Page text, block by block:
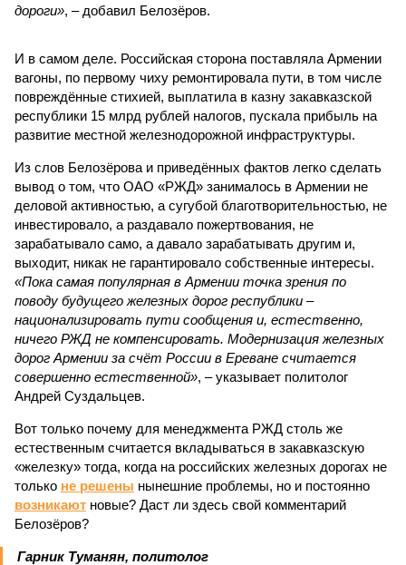
дороги», – добавил Белозёров.
И в самом деле. Российская сторона поставляла Армении
вагоны, по первому чиху ремонтировала пути, в том числе
повреждённые стихией, выплатила в казну закавказской
республики 15 млрд рублей налогов, пускала прибыль на
развитие местной железнодорожной инфраструктуры.
Из слов Белозёрова и приведённых фактов легко сделать
вывод о том, что ОАО «РЖД» занималось в Армении не
деловой активностью, а сугубой благотворительностью, не
инвестировало, а раздавало пожертвования, не
зарабатывало само, а давало зарабатывать другим и,
выходит, никак не гарантировало собственные интересы.
«Пока самая популярная в Армении точка зрения по
поводу будущего железных дорог рес­публики –
национализировать пути сообщения и, естественно,
ничего РЖД не компенсировать. Модернизация железных
дорог Армении за счёт России в Ереване считается
совершенно естественной», – указывает политолог
Андрей Суздальцев.
Вот только почему для менеджмента РЖД столь же
естественным считается вкладываться в закавказскую
«железку» тогда, когда на российских железных дорогах не
только не решены нынешние проблемы, но и постоянно
возникают новые? Даст ли здесь свой комментарий
Белозёров?
Гарник Туманян, политолог